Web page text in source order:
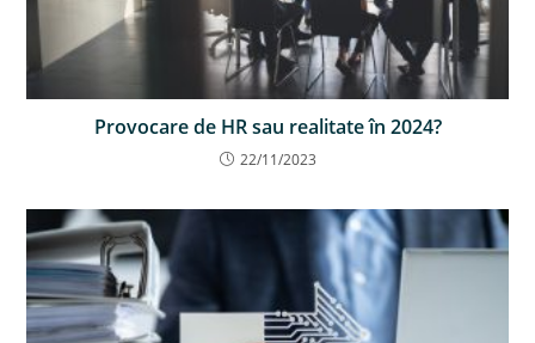
Provocare de HR sau realitate în 2024?
22/11/2023